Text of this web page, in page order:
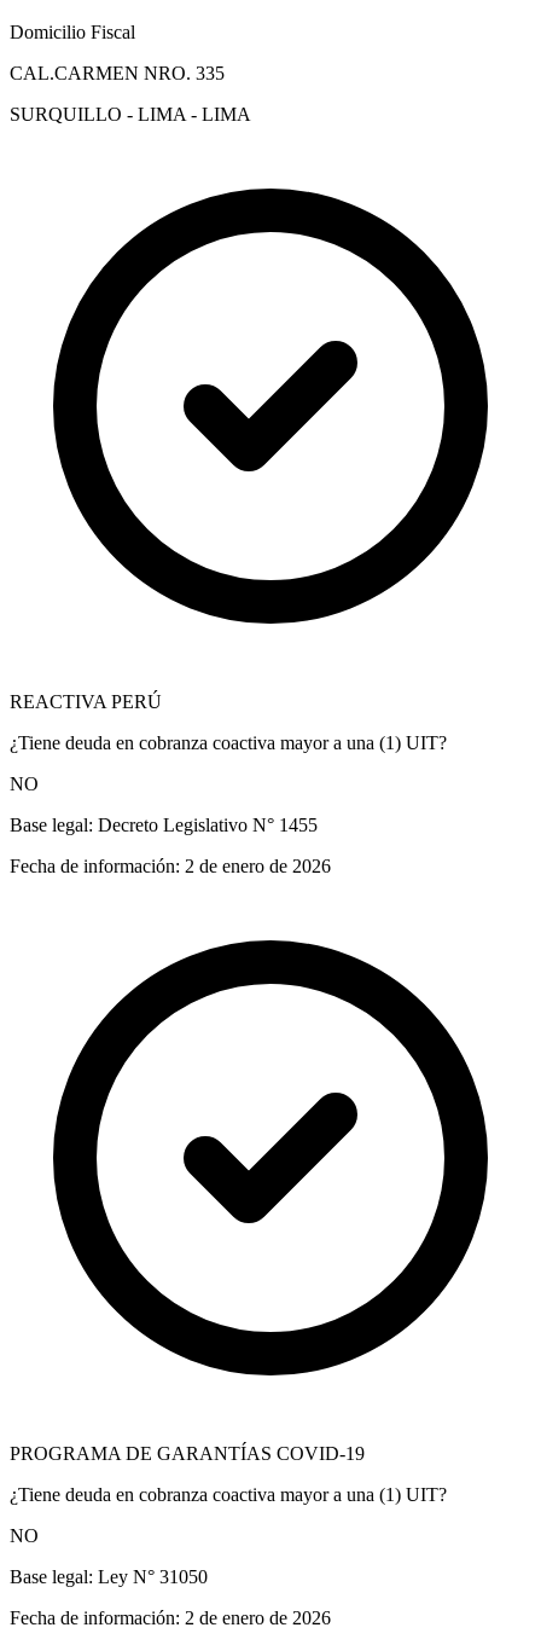
Domicilio Fiscal
CAL.CARMEN NRO. 335
SURQUILLO - LIMA - LIMA
REACTIVA PERÚ
¿Tiene deuda en cobranza coactiva mayor a una (1) UIT?
NO
Base legal: Decreto Legislativo N° 1455
Fecha de información: 2 de enero de 2026
PROGRAMA DE GARANTÍAS COVID-19
¿Tiene deuda en cobranza coactiva mayor a una (1) UIT?
NO
Base legal: Ley N° 31050
Fecha de información: 2 de enero de 2026